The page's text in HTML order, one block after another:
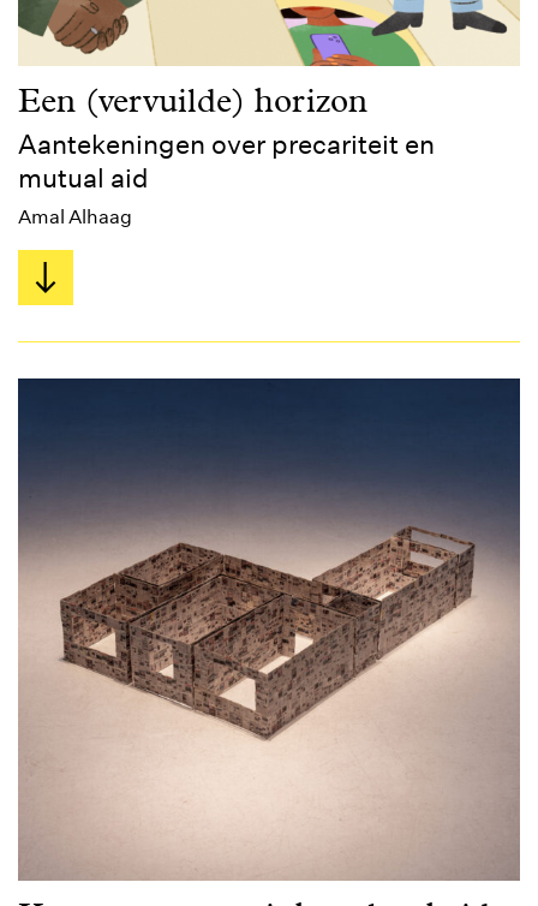
Een (vervuilde) horizon
Aantekeningen over precariteit en
mutual aid
Amal Alhaag